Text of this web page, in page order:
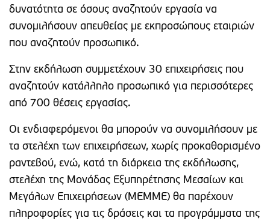
δυνατότητα σε όσους αναζητούν εργασία να
συνομιλήσουν απευθείας με εκπροσώπους εταιριών
που αναζητούν προσωπικό.
Στην εκδήλωση συμμετέχουν 30 επιχειρήσεις που
αναζητούν κατάλληλο προσωπικό για περισσότερες
από 700 θέσεις εργασίας.
Οι ενδιαφερόμενοι θα μπορούν να συνομιλήσουν με
τα στελέχη των επιχειρήσεων, χωρίς προκαθορισμένο
ραντεβού, ενώ, κατά τη διάρκεια της εκδήλωσης,
στελέχη της Μονάδας Εξυπηρέτησης Μεσαίων και
Μεγάλων Επιχειρήσεων (ΜΕΜΜΕ) θα παρέχουν
πληροφορίες για τις δράσεις και τα προγράμματα της